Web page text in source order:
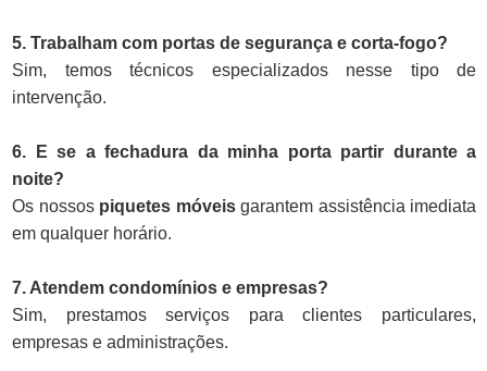
5. Trabalham com portas de segurança e corta-fogo?
Sim, temos técnicos especializados nesse tipo de
intervenção.
6. E se a fechadura da minha porta partir durante a
noite?
Os nossos piquetes móveisgarantem assistência imediata
em qualquer horário.
7. Atendem condomínios e empresas?
Sim, prestamos serviços para clientes particulares,
empresas e administrações.